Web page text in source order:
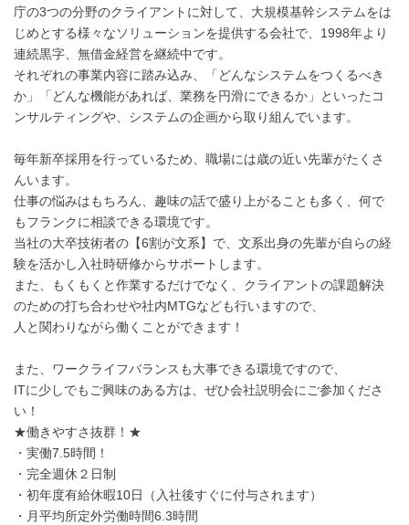
庁の3つの分野のクライアントに対して、大規模基幹システムをは
じめとする様々なソリューションを提供する会社で、1998年より
連続黒字、無借金経営を継続中です。
それぞれの事業内容に踏み込み、「どんなシステムをつくるべき
か」「どんな機能があれば、業務を円滑にできるか」といったコ
ンサルティングや、システムの企画から取り組んでいます。
毎年新卒採用を行っているため、職場には歳の近い先輩がたくさ
んいます。
仕事の悩みはもちろん、趣味の話で盛り上がることも多く、何で
もフランクに相談できる環境です。
当社の大卒技術者の【6割が文系】で、文系出身の先輩が自らの経
験を活かし入社時研修からサポートします。
また、もくもくと作業するだけでなく、クライアントの課題解決
のための打ち合わせや社内MTGなども行いますので、
人と関わりながら働くことができます！
また、ワークライフバランスも大事できる環境ですので、
ITに少しでもご興味のある方は、ぜひ会社説明会にご参加くださ
い！
★働きやすさ抜群！★
・実働7.5時間！
・完全週休２日制
・初年度有給休暇10日（入社後すぐに付与されます）
・月平均所定外労働時間6.3時間